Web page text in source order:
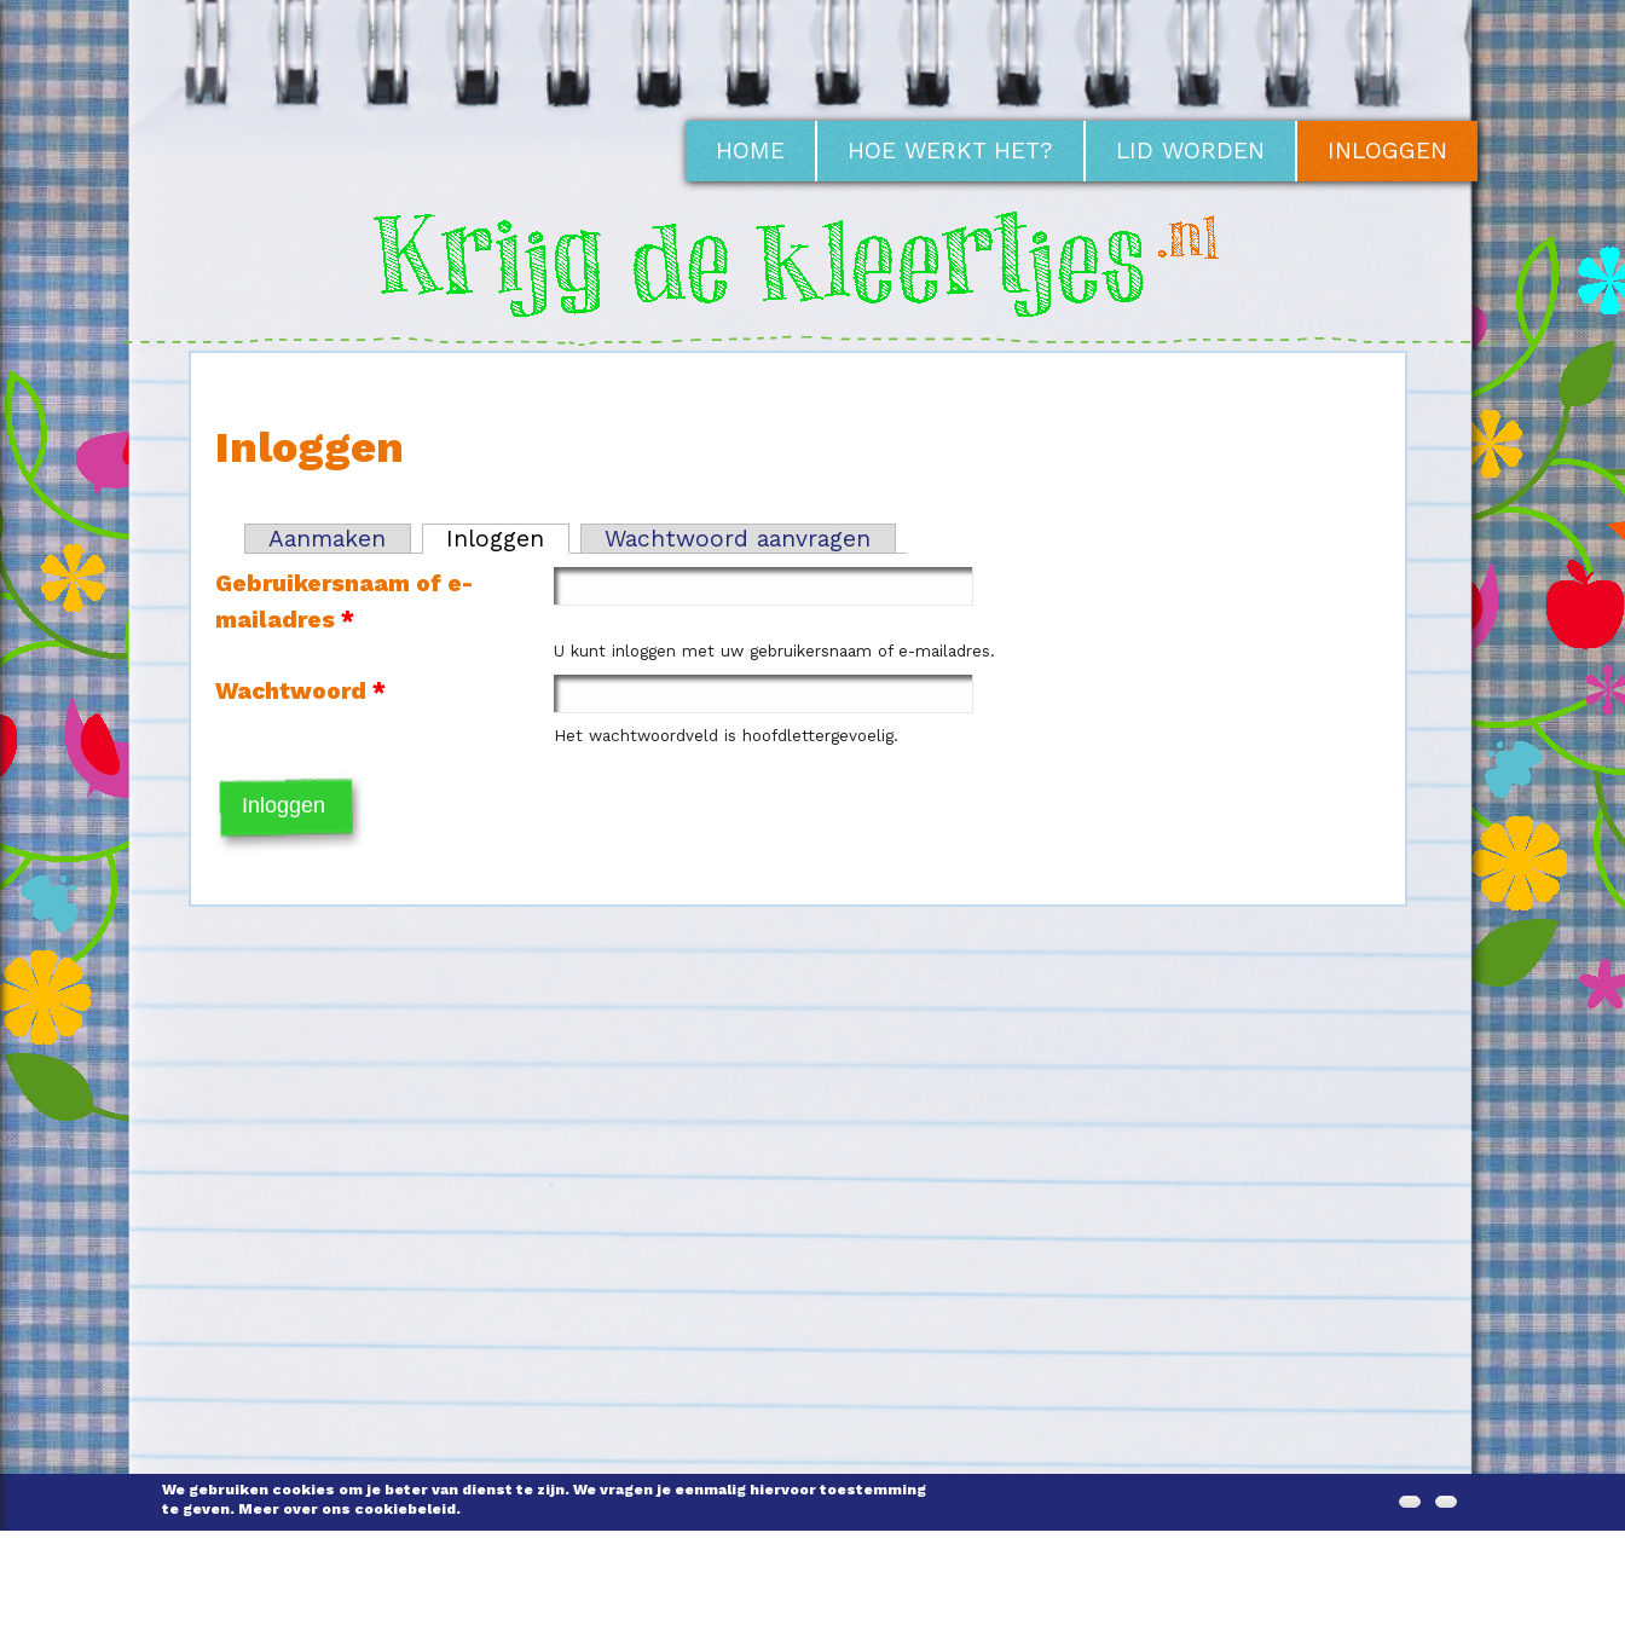
Overslaan en naar de inhoud gaan
HOME HOE WERKT HET? LID WORDEN INLOGGEN
Inloggen
Primaire tabs
Aanmaken Inloggen (actieve tabblad)
Wachtwoord aanvragen
Gebruikersnaam of e-
mailadres *
U kunt inloggen met uw gebruikersnaam of e-mailadres.
Wachtwoord *
Het wachtwoordveld is hoofdlettergevoelig.
We gebruiken cookies om je beter van dienst te zijn. We vragen je eenmalig hiervoor toestemming
te geven. Meer over ons cookiebeleid.